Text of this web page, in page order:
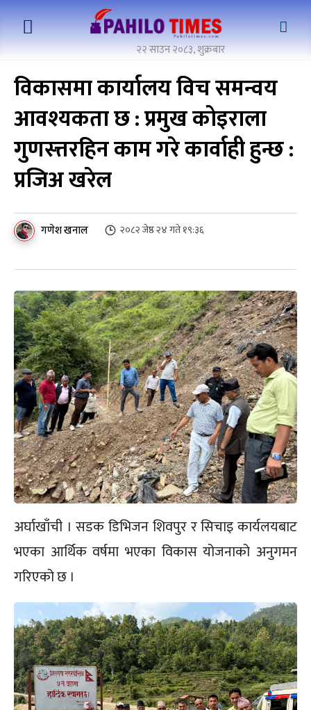
२२ साउन २०८३, शुक्रबार
विकासमा कार्यालय विच समन्वय
आवश्यकता छ : प्रमुख कोइराला
गुणस्त्तरहिन काम गरे कार्वाही हुन्छ :
प्रजिअ खरेल
गणेश खनाल २०८२ जेष्ठ २४ गते १९:३६
अर्घाखाँची । सडक डिभिजन शिवपुर र सिचाइ कार्यलयबाट
भएका आर्थिक वर्षमा भएका विकास योजनाको अनुगमन
गरिएको छ ।